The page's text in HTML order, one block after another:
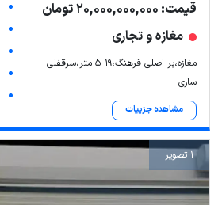
قیمت: 20,000,000,000 تومان
مغازه و تجاری
مغازه،بر اصلی فرهنگ،۱۹_۵ متر،سرقفلی
ساری
مشاهده جزییات
1 تصویر